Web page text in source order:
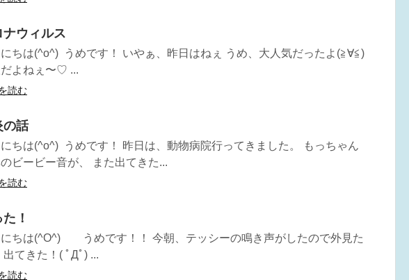
ナウィルス
にちは(^o^) うめです！ いやぁ、昨日はねぇ うめ、大人気だったよ(≧∀≦)
よねぇ〜♡ ...
読む
の話
ちは(^o^) うめです！ 昨日は、動物病院行ってきました。 もっちゃん
ビービー音が、 また出てきた...
読む
！
にちは(^O^) うめです！！ 今朝、テッシーの鳴き声がしたので外見た
てきた！( ﾟДﾟ) ...
読む